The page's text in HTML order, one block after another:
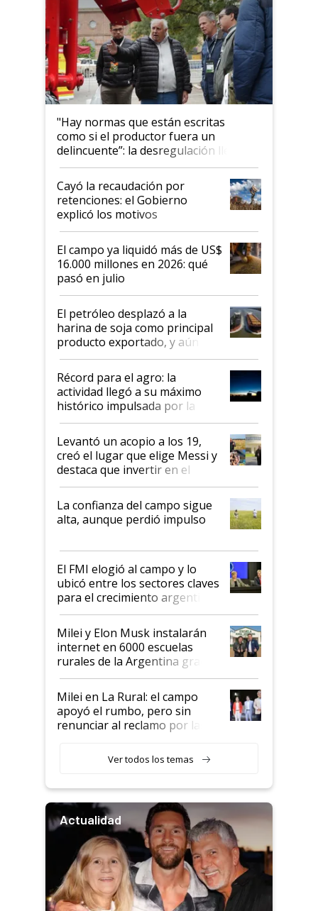
"Hay normas que están escritas
como si el productor fuera un
delincuente”: la desregulación llegó
al Congreso Aapresid y hasta se
habló del financiamiento al IPCVA
Cayó la recaudación por
retenciones: el Gobierno
explicó los motivos
El campo ya liquidó más de US$
16.000 millones en 2026: qué
pasó en julio
El petróleo desplazó a la
harina de soja como principal
producto exportado, y aún así
el agro aportó casi seis de cada
diez dólares y sostuvo el
liderazgo en un semestre
récord
Récord para el agro: la
actividad llegó a su máximo
histórico impulsada por la
cosecha y las exportaciones
Levantó un acopio a los 19,
creó el lugar que elige Messi y
destaca que invertir en el
kirchnerismo era como "darle
plata a un hijo para droga":
Juan Félix Rossetti, el libertario
que de una dura crisis salió
de Milei
La confianza del campo sigue
alta, aunque perdió impulso
El FMI elogió al campo y lo
ubicó entre los sectores claves
para el crecimiento argentino
Milei y Elon Musk instalarán
internet en 6000 escuelas
rurales de la Argentina gracias
a un acuerdo con Starlink
Milei en La Rural: el campo
apoyó el rumbo, pero sin
renunciar al reclamo por las
Ver todos los temas
Actualidad